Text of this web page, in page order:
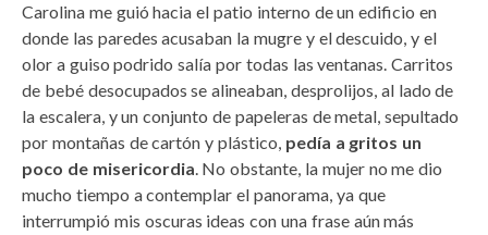
Carolina me guió hacia el patio interno de un edificio en
donde las paredes acusaban la mugre y el descuido, y el
olor a guiso podrido salía por todas las ventanas. Carritos
de bebé desocupados se alineaban, desprolijos, al lado de
la escalera, y un conjunto de papeleras de metal, sepultado
por montañas de cartón y plástico, pedía a gritos un
poco de misericordia. No obstante, la mujer no me dio
mucho tiempo a contemplar el panorama, ya que
interrumpió mis oscuras ideas con una frase aún más